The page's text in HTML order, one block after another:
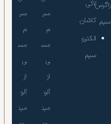
زاگرس
سیم
لاکی
کاشان
الکترو
سیم
سی
م
مس
ی
از
آلو
مین
سی
م
مس
ی
از
آلو
مین